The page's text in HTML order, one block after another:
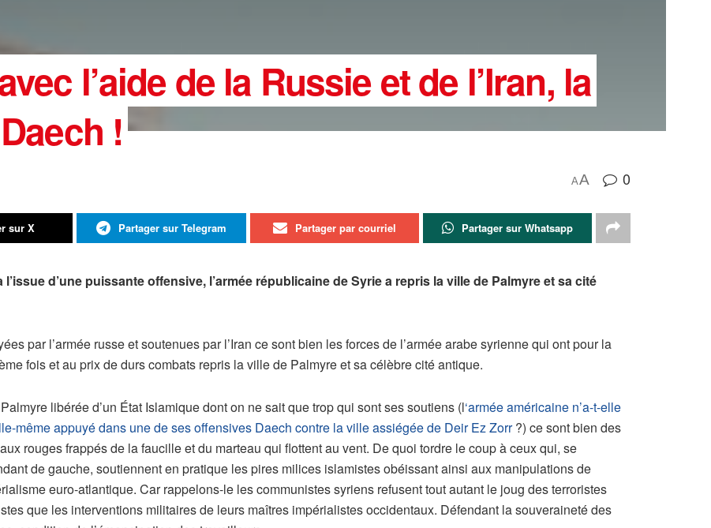
l’aide de la Russie et de l’Iran, la
!
AA 0
sur X Partager sur Telegram Partager par courriel Partager sur Whatsapp
d’une puissante offensive, l’armée républicaine de Syrie a repris la ville de Palmyre et sa cité
par l’armée russe et soutenues par l’Iran ce sont bien les forces de l’armée arabe syrienne qui ont pour la
fois et au prix de durs combats repris la ville de Palmyre et sa célèbre cité antique.
libérée d’un État Islamique dont on ne sait que trop qui sont ses soutiens (l‘armée américaine n’a-t-elle
même appuyé dans une de ses offensives Daech contre la ville assiégée de Deir Ez Zorr?) ce sont bien des
rouges frappés de la faucille et du marteau qui flottent au vent. De quoi tordre le coup à ceux qui, se
de gauche, soutiennent en pratique les pires milices islamistes obéissant ainsi aux manipulations de
euro-atlantique. Car rappelons-le les communistes syriens refusent tout autant le joug des terroristes
que les interventions militaires de leurs maîtres impérialistes occidentaux. Défendant la souveraineté des